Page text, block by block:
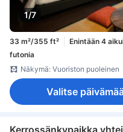
1/7
33 m²/355 ft² Enintään 4
futonia
Näkymä: Vuoriston puoleinen
Valitse
Kerrossänkypaikka